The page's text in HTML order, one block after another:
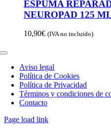
ESPUMA
NEUROPAD 125
10,90€ (IVA no incluido)
Toggle
NavigationAviso legal
Política de Cookies
Política de Privacidad
Términos y condiciones de
Contacto
Page load link